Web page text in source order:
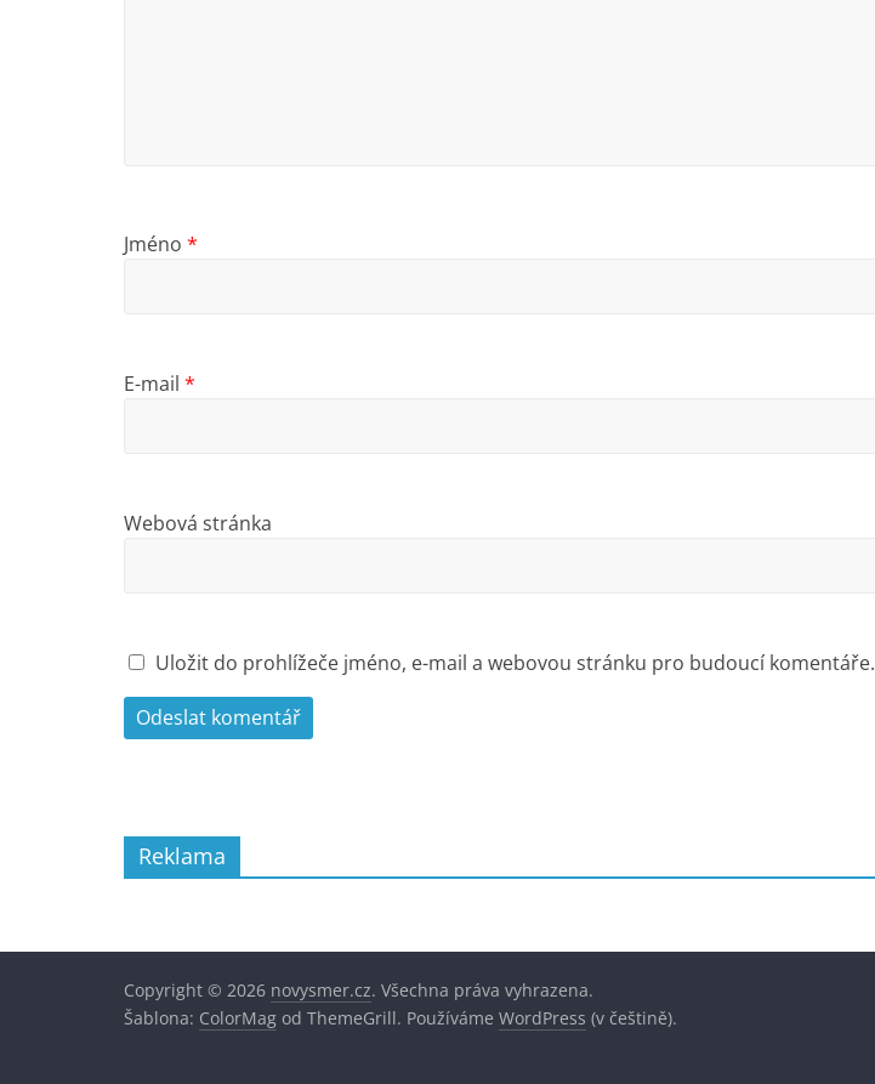
Jméno *
E-mail *
Webová stránka
Uložit do prohlížeče jméno, e-mail a webovou stránku pro budoucí komentáře.
Reklama
Copyright © 2026 novysmer.cz. Všechna práva vyhrazena.
Šablona: ColorMag od ThemeGrill. Používáme WordPress (v češtině).